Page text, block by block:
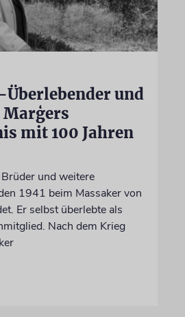
und
mit 100 Jahren
und weitere
1941 beim Massaker von
Er selbst überlebte als
Nach dem Krieg